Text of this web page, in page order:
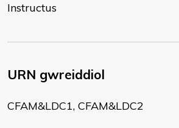
Instructus
URN gwreiddiol
CFAM&LDC1, CFAM&LDC2